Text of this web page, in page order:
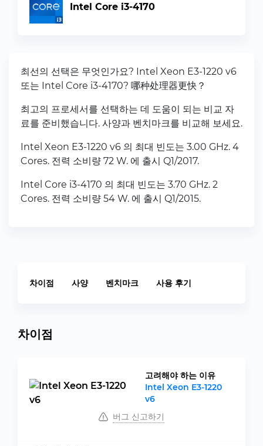
Intel Core i3-4170
최선의 선택은 무엇인가요? Intel Xeon E3-1220 v6
또는 Intel Core i3-4170? 哪种处理器更快？
최고의 프로세서를 선택하는 데 도움이 되는 비교 자
료를 준비했습니다. 사양과 벤치마크를 비교해 보세요.
Intel Xeon E3-1220 v6 의 최대 빈도는 3.00 GHz. 4
Cores. 전력 소비량 72 W. 에 출시 Q1/2017.
Intel Core i3-4170 의 최대 빈도는 3.70 GHz. 2
Cores. 전력 소비량 54 W. 에 출시 Q1/2015.
차이점 사양 벤치마크 사용 후기
차이점
고려해야 하는 이유
Intel Xeon E3-1220
v6
버그 신고하기